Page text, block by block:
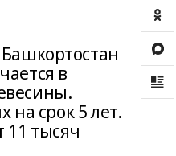
в
на срок 5 лет.
11 тысяч